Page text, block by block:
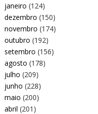
janeiro (124)
dezembro (150)
novembro (174)
outubro (192)
setembro (156)
agosto (178)
julho (209)
junho (228)
maio (200)
abril (201)